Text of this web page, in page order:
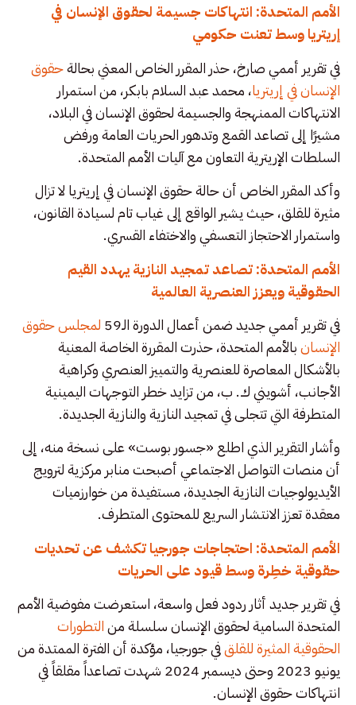
الأمم المتحدة: انتهاكات جسيمة لحقوق الإنسان في
إريتريا وسط تعنت حكومي
في تقرير أممي صارخ، حذر المقرر الخاص المعني بحالةحقوق
الإنسان في إريتريا، محمد عبد السلام بابكر، من استمرار
الانتهاكات الممنهجة والجسيمة لحقوق الإنسان في البلاد،
مشيرًا إلى تصاعد القمع وتدهور الحريات العامة ورفض
السلطات الإريترية التعاون مع آليات الأمم المتحدة.
وأكد المقرر الخاص أن حالة حقوق الإنسان في إريتريا لا تزال
مثيرة للقلق، حيث يشير الواقع إلى غياب تام لسيادة القانون،
واستمرار الاحتجاز التعسفي والاختفاء القسري.
الأمم المتحدة: تصاعد تمجيد النازية يهدد القيم
الحقوقية ويعزز العنصرية العالمية
في تقرير أممي جديد ضمن أعمال الدورة الـ59
لمجلس حقوق
الإنسانبالأمم المتحدة، حذرت المقررة الخاصة المعنية
بالأشكال المعاصرة للعنصرية والتمييز العنصري وكراهية
الأجانب، أشويني ك. ب، من تزايد خطر التوجهات اليمينية
المتطرفة التي تتجلى في تمجيد النازية والنازية الجديدة.
وأشار التقرير الذي اطلع «جسور بوست» على نسخة منه، إلى
أن منصات التواصل الاجتماعي أصبحت منابر مركزية لترويج
الأيديولوجيات النازية الجديدة، مستفيدة من خوارزميات
معقدة تعزز الانتشار السريع للمحتوى المتطرف.
الأمم المتحدة: احتجاجات جورجيا تكشف عن تحديات
حقوقية خطِرة وسط قيود على الحريات
في تقرير جديد أثار ردود فعل واسعة، استعرضت مفوضية الأمم
المتحدة السامية لحقوق الإنسان سلسلة منالتطورات
الحقوقية المثيرة للقلقفي جورجيا، مؤكدة أن الفترة الممتدة من
يونيو 2023 وحتى ديسمبر 2024 شهدت تصاعداً مقلقاً في
انتهاكات حقوق الإنسان.